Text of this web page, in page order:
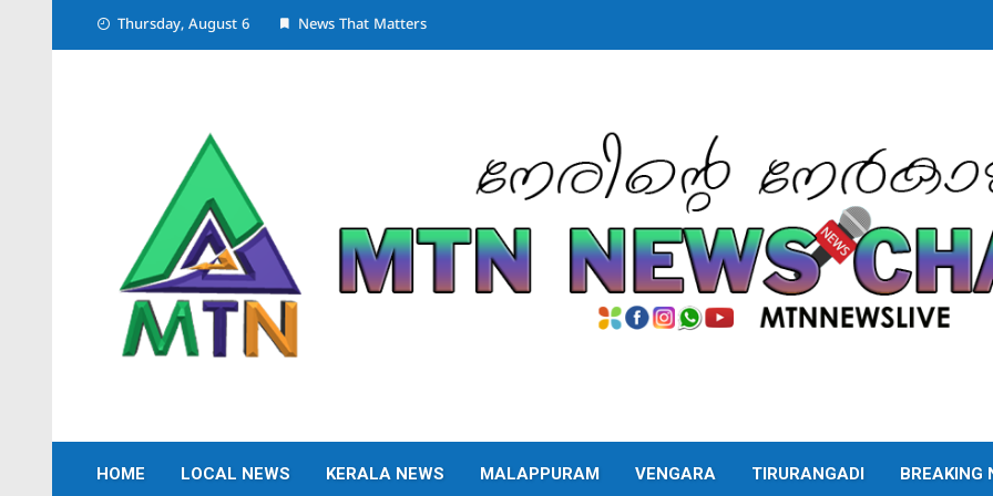
Thursday, August 6 News That Matters
HOME LOCAL NEWS KERALA NEWS MALAPPURAM VENGARA TIRURANGADI BREAKING